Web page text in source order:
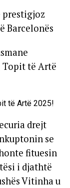
prestigjoz
Barcelonës
Topit të Artë
drejt
se
fituesin
i djathtë
Vitinha u